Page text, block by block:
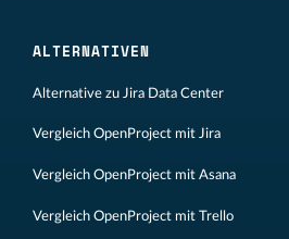
ALTERNATIVEN
Alternative zu Jira Data Center
Vergleich OpenProject mit Jira
Vergleich OpenProject mit Asana
Vergleich OpenProject mit Trello